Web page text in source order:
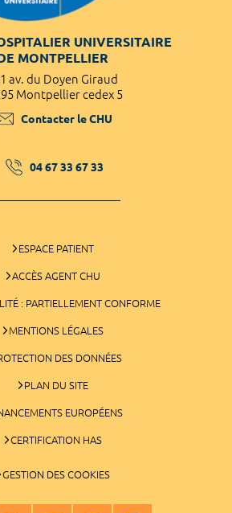
UNIVERSITAIRE
MONTPELLIER
av. du Doyen Giraud
Montpellier cedex 5
Contacter le CHU
04 67 33 67 33
ESPACE PATIENT
ACCÈS AGENT CHU
: PARTIELLEMENT CONFORME
MENTIONS LÉGALES
DES DONNÉES
PLAN DU SITE
EUROPÉENS
CERTIFICATION HAS
GESTION DES COOKIES